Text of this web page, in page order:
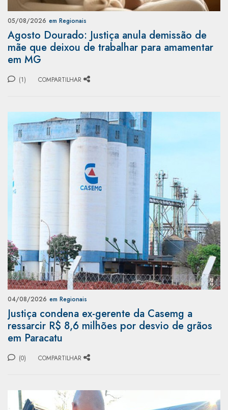
05/08/2026 em Regionais
Agosto Dourado: Justiça anula demissão de
mãe que deixou de trabalhar para amamentar
em MG
(1) COMPARTILHAR
04/08/2026 em Regionais
Justiça condena ex-gerente da Casemg a
ressarcir R$ 8,6 milhões por desvio de grãos
em Paracatu
(0) COMPARTILHAR